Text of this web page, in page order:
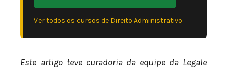
Ver todos os cursos de Direito Administrativo
Este artigo teve curadoria da equipe da Legale